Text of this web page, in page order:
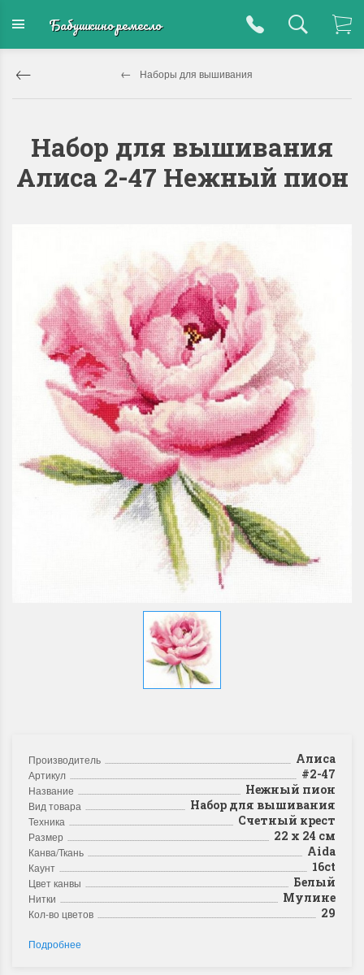
Бабушкино ремесло
Наборы для вышивания
Набор для вышивания
Алиса 2-47 Нежный пион
Производитель Алиса
Артикул #2-47
Название Нежный пион
Вид товара Набор для вышивания
Техника Счетный крест
Размер 22 х 24 см
Канва/Ткань Aida
Каунт 16ct
Цвет канвы Белый
Нитки Мулине
Кол-во цветов 29
Подробнее